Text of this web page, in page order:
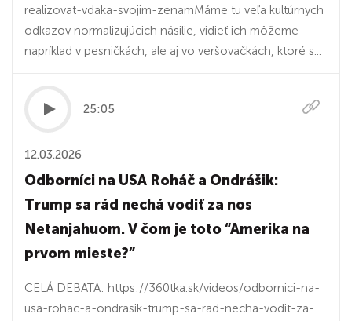
realizovat-vdaka-svojim-zenamMáme tu veľa kultúrnych
odkazov normalizujúcich násilie, vidieť ich môžeme
napríklad v pesničkách, ale aj vo veršovačkách, ktoré s...
25:05
12.03.2026
Odborníci na USA Roháč a Ondrášik:
Trump sa rád nechá vodiť za nos
Netanjahuom. V čom je toto “Amerika na
prvom mieste?”
CELÁ DEBATA: https://360tka.sk/videos/odbornici-na-
usa-rohac-a-ondrasik-trump-sa-rad-necha-vodit-za-